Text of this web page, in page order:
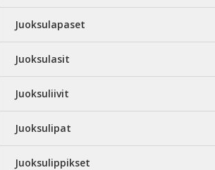
Juoksulapaset
Juoksulasit
Juoksuliivit
Juoksulipat
Juoksulippikset